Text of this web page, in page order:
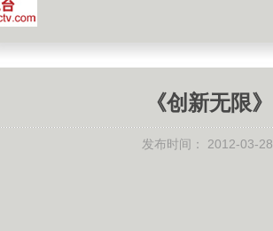
《创新无限
发布时间： 2012-03-